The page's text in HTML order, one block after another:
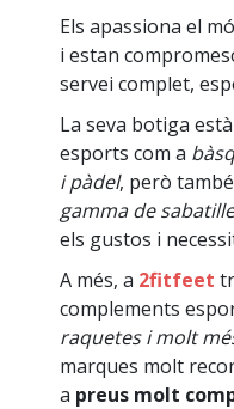
Els apassiona el
i estan
servei complet,
La seva botiga
esports com a
i pàdel, però
gamma de
els gustos i
A més, a 2fitfeet
complements
raquetes i molt
marques molt
a preus molt